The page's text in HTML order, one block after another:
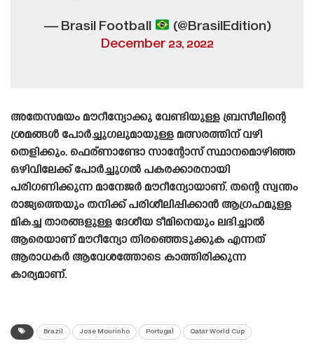
— Brasil Football
(@BrasilEdition)
December 23, 2022
അതേസമയം മൗറീന്യോക്കു വേണ്ടിയുള്ള ബ്രസീലിന്റെ
ശ്രമങ്ങൾ പോർച്ചുഗലുമായുള്ള മത്സരത്തിന് വഴി
തെളിക്കും. ഫെര്ണാണ്ടോ സാന്റോസ് സ്ഥാനമൊഴിഞ്ഞ
ഒഴിവിലേക്ക് പോർച്ചുഗൽ പകരക്കാരനായി
പരിഗണിക്കുന്ന മാനേജർ മൗറീന്യോയാണ്. തന്റെ സ്വന്തം
രാജ്യത്തെയും തനിക്ക് പരിശീലിപ്പിക്കാൻ ആഗ്രഹമുള്ള
മികച്ച താരങ്ങളുള്ള ദേശീയ ടീമിനെയും ലഭിച്ചാൽ
ആരെയാണ് മൗറീന്യോ തിരഞ്ഞെടുക്കുക എന്നത്
ആരാധകർ ആവേശത്തോടെ കാത്തിരിക്കുന്ന
കാര്യമാണ്.
Brazil Jose Mourinho Portugal Qatar World Cup